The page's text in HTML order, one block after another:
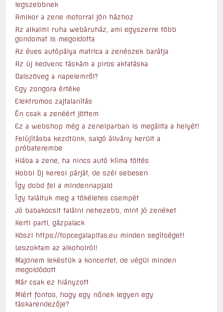
legszebbnek
Amikor a zene motorral jön házhoz
Az alkalmi ruha webáruház, ami egyszerre több
gondomat is megoldotta
Az éves autópálya matrica a zenészek barátja
Az új kedvenc táskám a piros aktatáska
Dalszöveg a napelemről?
Egy zongora értéke
Elektromos zajtalanítás
Én csak a zenéért jöttem
Ez a webshop még a zeneiparban is megállta a helyét!
Felújításba kezdtünk, salgó állvány került a
próbaterembe
Hiába a zene, ha nincs autó klíma töltés
Hobbi Dj keresi párját, de szél sebesen
Így dobd fel a mindennapjaid
Így találtuk meg a tökéletes csempét
Jó babakocsit találni nehezebb, mint jó zenéket
Kerti parti, gázpalack
Köszi https://topcegalapitas.eu minden segítséget!
Leszoktam az alkoholról!
Majdnem lekéstük a koncertet, de végül minden
megoldódott
Már csak ez hiányzott
Miért fontos, hogy egy nőnek legyen egy
táskarendezője?